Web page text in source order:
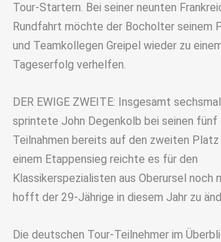
Tour-Startern. Bei seiner neunten
Rundfahrt möchte der Bocholter seinem
und Teamkollegen Greipel wieder zu
Tageserfolg verhelfen.
DER EWIGE ZWEITE: Insgesamt sechsmal
sprintete John Degenkolb bei seinen fünf
Teilnahmen bereits auf den zweiten Platz
einem Etappensieg reichte es für den
Klassikerspezialisten aus Oberursel noch
hofft der 29-Jährige in diesem Jahr zu
Die deutschen Tour-Teilnehmer im